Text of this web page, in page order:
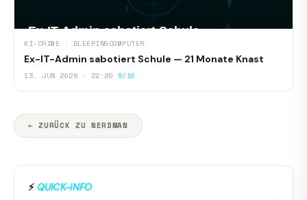
KI-CRIME · BLEEPINGCOMPUTER
Ex-IT-Admin sabotiert Schule — 21 Monate Knast
13. JUN 2026 · 22:20 5/10
← ZURÜCK ZU NERDMAN
⚡ QUICK-INFO